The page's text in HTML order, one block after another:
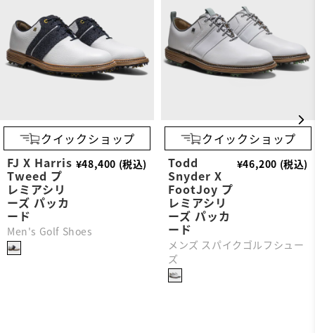
クイックショップ
FJ X Harris
Tweed プ
レミアシリ
ーズ パッカ
ード
Men's Golf Shoes
¥48,400 (税込)
クイックショップ
Todd
Snyder X
FootJoy プ
レミアシリ
ーズ パッカ
ード
メンズ スパイクゴルフシュー
ズ
¥46,200 (税込)